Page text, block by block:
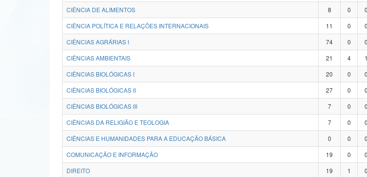
CIÊNCIA DE ALIMENTOS
8 0 0
CIÊNCIA POLÍTICA E RELAÇÕES INTERNACIONAIS
11 0 0
CIÊNCIAS AGRÁRIAS I
74 0 0
CIÊNCIAS AMBIENTAIS
21 4 1
CIÊNCIAS BIOLÓGICAS I
20 0 0
CIÊNCIAS BIOLÓGICAS II
27 0 0
CIÊNCIAS BIOLÓGICAS III
7 0 0
CIÊNCIAS DA RELIGIÃO E TEOLOGIA
7 0 0
CIÊNCIAS E HUMANIDADES PARA A EDUCAÇÃO BÁSICA
0 0 0
COMUNICAÇÃO E INFORMAÇÃO
19 0 0
DIREITO
19 1 0